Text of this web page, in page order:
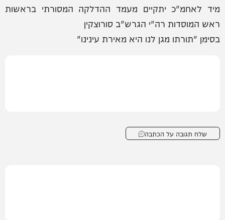
מיד לאחמ"כ יתקיים מעמד ההדלקה המסורתי בראשות
ראש המוסדות רה"י הגרש"ב סורוצקין
בסימן "תורתו מגן לנו היא מאירת עינינו"
שלח תגובה על הכתבה